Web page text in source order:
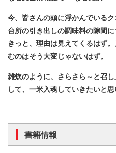
今、皆さんの頭に浮かんでいる
台所の引き出しの調味料の隙間
きっと、理由は見えてくるはず
むのはそう大変じゃないはず。
雑炊のように、さらさら～と召
して、一米入魂していきたいと
書籍情報